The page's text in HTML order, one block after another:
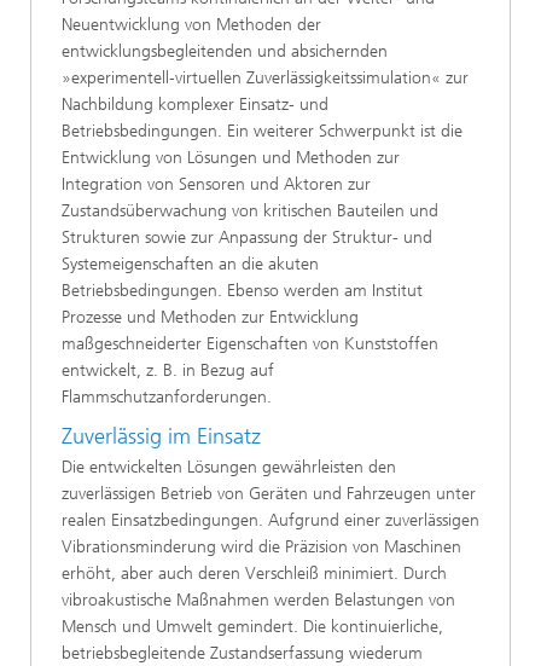
Neuentwicklung von Methoden der
entwicklungsbegleitenden und absichernden
»experimentell-virtuellen Zuverlässigkeitssimulation« zur
Nachbildung komplexer Einsatz- und
Betriebsbedingungen. Ein weiterer Schwerpunkt ist die
Entwicklung von Lösungen und Methoden zur
Integration von Sensoren und Aktoren zur
Zustandsüberwachung von kritischen Bauteilen und
Strukturen sowie zur Anpassung der Struktur- und
Systemeigenschaften an die akuten
Betriebsbedingungen. Ebenso werden am Institut
Prozesse und Methoden zur Entwicklung
maßgeschneiderter Eigenschaften von Kunststoffen
entwickelt, z. B. in Bezug auf
Flammschutzanforderungen.
Zuverlässig im Einsatz
Die entwickelten Lösungen gewährleisten den
zuverlässigen Betrieb von Geräten und Fahrzeugen unter
realen Einsatzbedingungen. Aufgrund einer zuverlässigen
Vibrationsminderung wird die Präzision von Maschinen
erhöht, aber auch deren Verschleiß minimiert. Durch
vibroakustische Maßnahmen werden Belastungen von
Mensch und Umwelt gemindert. Die kontinuierliche,
betriebsbegleitende Zustandserfassung wiederum